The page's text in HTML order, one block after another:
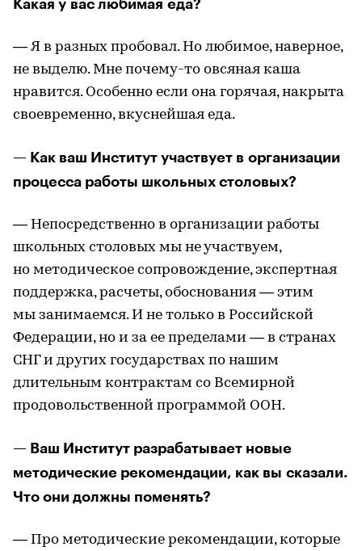
Какая у вас любимая еда?
— Я в разных пробовал. Но любимое, наверное,
не выделю. Мне почему-то овсяная каша
нравится. Особенно если она горячая, накрыта
своевременно, вкуснейшая еда.
— Как ваш Институт участвует в организации
процесса работы школьных столовых?
— Непосредственно в организации работы
школьных столовых мы не участвуем,
но методическое сопровождение, экспертная
поддержка, расчеты, обоснования — этим
мы занимаемся. И не только в Российской
Федерации, но и за ее пределами — в странах
СНГ и других государствах по нашим
длительным контрактам со Всемирной
продовольственной программой ООН.
— Ваш Институт разрабатывает новые
методические рекомендации, как вы сказали.
Что они должны поменять?
— Про методические рекомендации, которые